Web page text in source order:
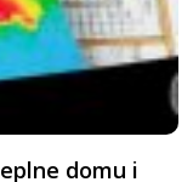
domu i